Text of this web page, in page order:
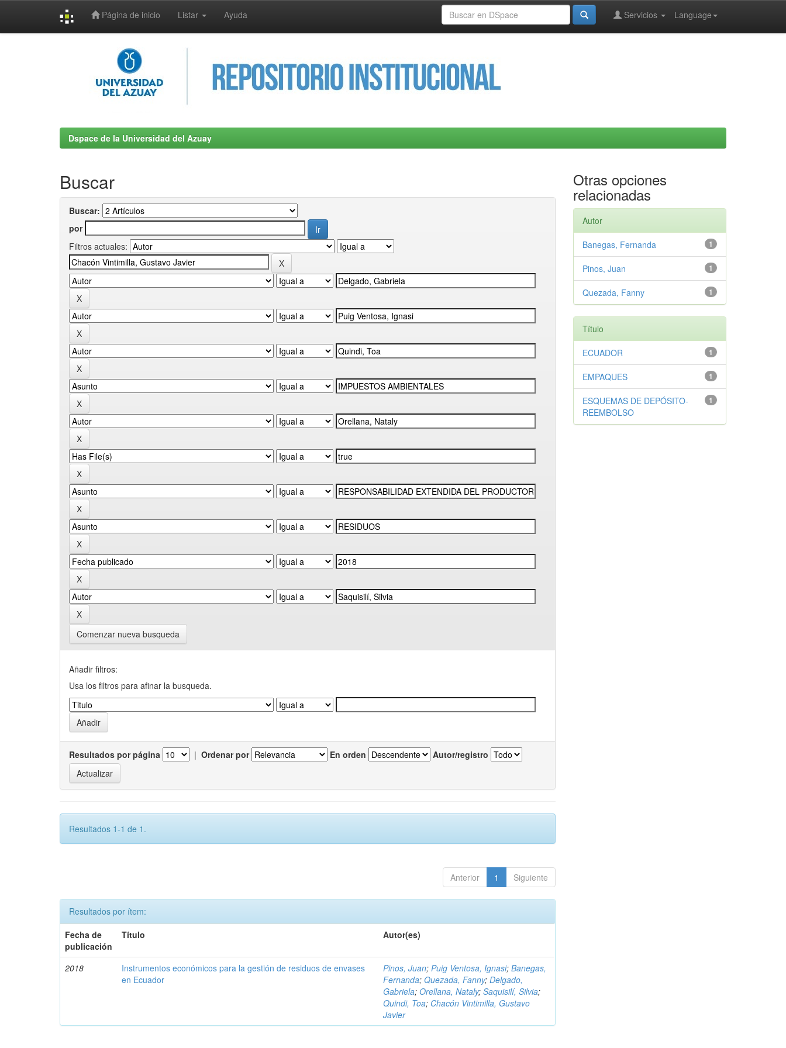
Página de inicio Listar Ayuda Language
Servicios
Dspace de la Universidad del Azuay
Buscar
Buscar:
por
Filtros actuales:
Comenzar nueva busqueda
Añadir filtros:
Usa los filtros para afinar la busqueda.
Resultados por página | Ordenar por En orden Autor/registro
Resultados 1-1 de 1.
Anterior 1 Siguiente
Resultados por ítem:
Fecha de
publicación
Título Autor(es)
2018
Instrumentos económicos para la gestión de residuos de envases
en Ecuador
Pinos, Juan;Puig Ventosa, Ignasi;Banegas,
Fernanda;Quezada, Fanny;Delgado,
Gabriela;Orellana, Nataly;Saquisilí, Silvia;
Quindi, Toa; Chacón Vintimilla, Gustavo
Javier
Otras opciones
relacionadas
Autor
1
Banegas, Fernanda
1
Pinos, Juan
1
Quezada, Fanny
Título
1
ECUADOR
1
EMPAQUES
1
ESQUEMAS DE DEPÓSITO-
REEMBOLSO